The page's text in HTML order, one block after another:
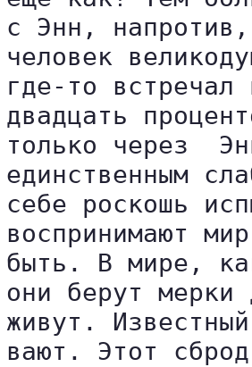
с Энн,
человек
где-то
двадцать
только через
единственным
себе роскошь
воспринимают
быть. В мире,
они берут мерки
живут.
вают. Этот